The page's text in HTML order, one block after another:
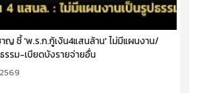
ญ ชี้ 'พ.ร.ก.กู้เงิน4แสนล้าน' ไม่มีแผนงาน/
รรม-เบียดบังรายจ่ายอื่น